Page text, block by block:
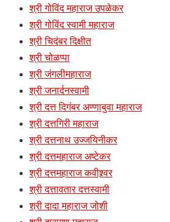
श्री गोविंद महाराज उपळेकर
श्री गोविंद स्वामी महाराज
श्री चिदंबर दिक्षीत
श्री चोळप्पा
श्री जंगलीमहाराज
श्री जनार्दनस्वामी
श्री दत्त दिगंबर अण्णाबुवा महाराज
श्री दत्तगिरी महाराज
श्री दत्तनाथ उज्जयिनीकर
श्री दत्तमहाराज अष्टेकर
श्री दत्तमहाराज कवीश्र्वर
श्री दत्तावतार दत्तस्वामी
श्री दादा महाराज जोशी